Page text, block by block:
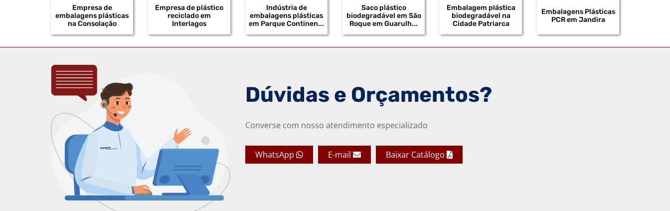
DISTRIBUIDOR DE EMBALAGENS SHRINK
FABRICANTE DE SACOS PLÁSTICOS
Empresa de
embalagens plásticas
na Consolação
Empresa de plástico
reciclado em
Interlagos
Indústria de
embalagens plásticas
em Parque Continen...
Saco plástico
biodegradável em São
Roque em Guarulh...
Embalagem plástica
biodegradável na
Cidade Patriarca
Embalagens Plásticas
PCR em Jandira
Dúvidas e Orçamentos?
Converse com nosso atendimento especializado
WhatsApp E-mail Baixar Catálogo